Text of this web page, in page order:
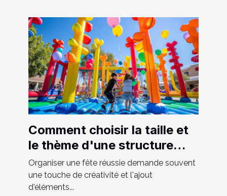
Comment choisir la taille et
le thème d'une structure
gonflable pour votre fête
Organiser une fête réussie demande souvent
une touche de créativité et l'ajout
d'éléments...